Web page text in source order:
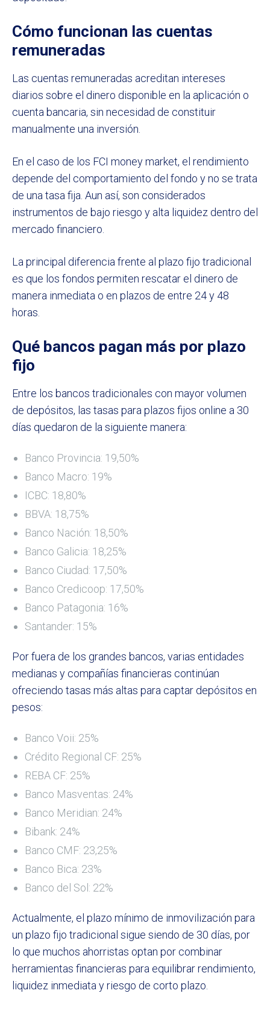
Cómo funcionan las cuentas
remuneradas
Las cuentas remuneradas acreditan intereses
diarios sobre el dinero disponible en la aplicación o
cuenta bancaria, sin necesidad de constituir
manualmente una inversión.
En el caso de los FCI money market, el rendimiento
depende del comportamiento del fondo y no se trata
de una tasa fija. Aun así, son considerados
instrumentos de bajo riesgo y alta liquidez dentro del
mercado financiero.
La principal diferencia frente al plazo fijo tradicional
es que los fondos permiten rescatar el dinero de
manera inmediata o en plazos de entre 24 y 48
horas.
Qué bancos pagan más por plazo
fijo
Entre los bancos tradicionales con mayor volumen
de depósitos, las tasas para plazos fijos online a 30
días quedaron de la siguiente manera:
Banco Provincia: 19,50%
Banco Macro: 19%
ICBC: 18,80%
BBVA: 18,75%
Banco Nación: 18,50%
Banco Galicia: 18,25%
Banco Ciudad: 17,50%
Banco Credicoop: 17,50%
Banco Patagonia: 16%
Santander: 15%
Por fuera de los grandes bancos, varias entidades
medianas y compañías financieras continúan
ofreciendo tasas más altas para captar depósitos en
pesos:
Banco Voii: 25%
Crédito Regional CF: 25%
REBA CF: 25%
Banco Masventas: 24%
Banco Meridian: 24%
Bibank: 24%
Banco CMF: 23,25%
Banco Bica: 23%
Banco del Sol: 22%
Actualmente, el plazo mínimo de inmovilización para
un plazo fijo tradicional sigue siendo de 30 días, por
lo que muchos ahorristas optan por combinar
herramientas financieras para equilibrar rendimiento,
liquidez inmediata y riesgo de corto plazo.